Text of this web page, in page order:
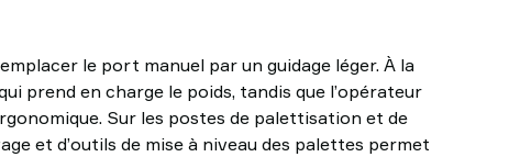
le port manuel par un guidage léger. À la
prend en charge le poids, tandis que l’opérateur
Sur les postes de palettisation et de
et d’outils de mise à niveau des palettes permet